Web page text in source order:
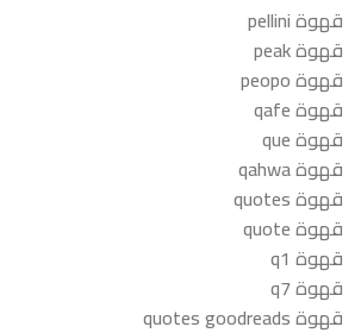
قهوة pellini
قهوة peak
قهوة peopo
قهوة qafe
قهوة que
قهوة qahwa
قهوة quotes
قهوة quote
قهوة q1
قهوة q7
قهوة quotes goodreads